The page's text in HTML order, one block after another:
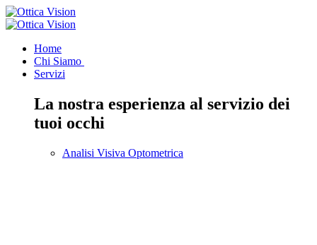
Home
Chi Siamo
Servizi
La nostra esperienza al servizio dei
tuoi occhi
Analisi Visiva Optometrica